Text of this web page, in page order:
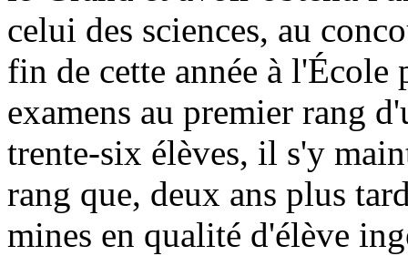
celui des sciences, au
fin de cette année à l'École
examens au premier rang
trente-six élèves, il s'y
rang que, deux ans plus
mines en qualité d'élève